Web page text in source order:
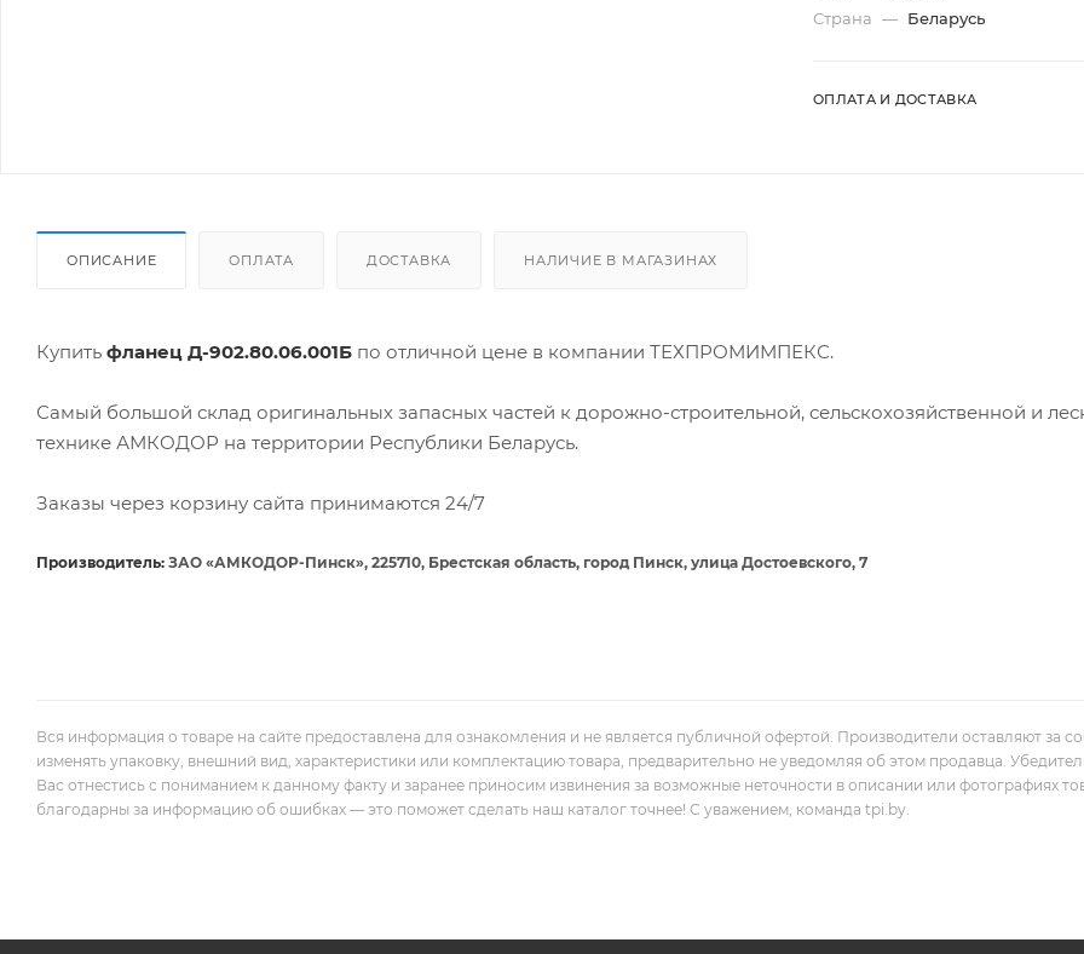
Страна — Беларусь
ОПЛАТА И ДОСТАВКА
ОПИСАНИЕ ОПЛАТА ДОСТАВКА НАЛИЧИЕ В МАГАЗИНАХ
Купить фланец Д-902.80.06.001Б по отличной цене в компании ТЕХПРОМИМПЕКС.
Самый большой склад оригинальных запасных частей к дорожно-строительной, сельскохозяйственной и
технике АМКОДОР на территории Республики Беларусь.
Заказы через корзину сайта принимаются 24/7
Производитель: ЗАО «АМКОДОР-Пинск», 225710, Брестская область, город Пинск, улица Достоевского, 7
Вся информация о товаре на сайте предоставлена для ознакомления и не является публичной офертой. Производители оставляют за
изменять упаковку, внешний вид, характеристики или комплектацию товара, предварительно не уведомляя об этом продавца.
Вас отнестись с пониманием к данному факту и заранее приносим извинения за возможные неточности в описании или фотографиях
благодарны за информацию об ошибках — это поможет сделать наш каталог точнее! С уважением, команда tpi.by.